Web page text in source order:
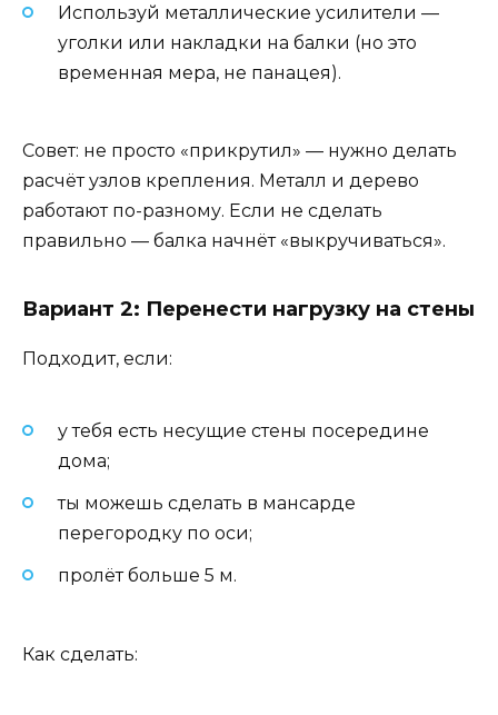
Используй металлические усилители —
уголки или накладки на балки (но это
временная мера, не панацея).
Совет: не просто «прикрутил» — нужно делать
расчёт узлов крепления. Металл и дерево
работают по-разному. Если не сделать
правильно — балка начнёт «выкручиваться».
Вариант 2: Перенести нагрузку на стены
Подходит, если:
у тебя есть несущие стены посередине
дома;
ты можешь сделать в мансарде
перегородку по оси;
пролёт больше 5 м.
Как сделать: